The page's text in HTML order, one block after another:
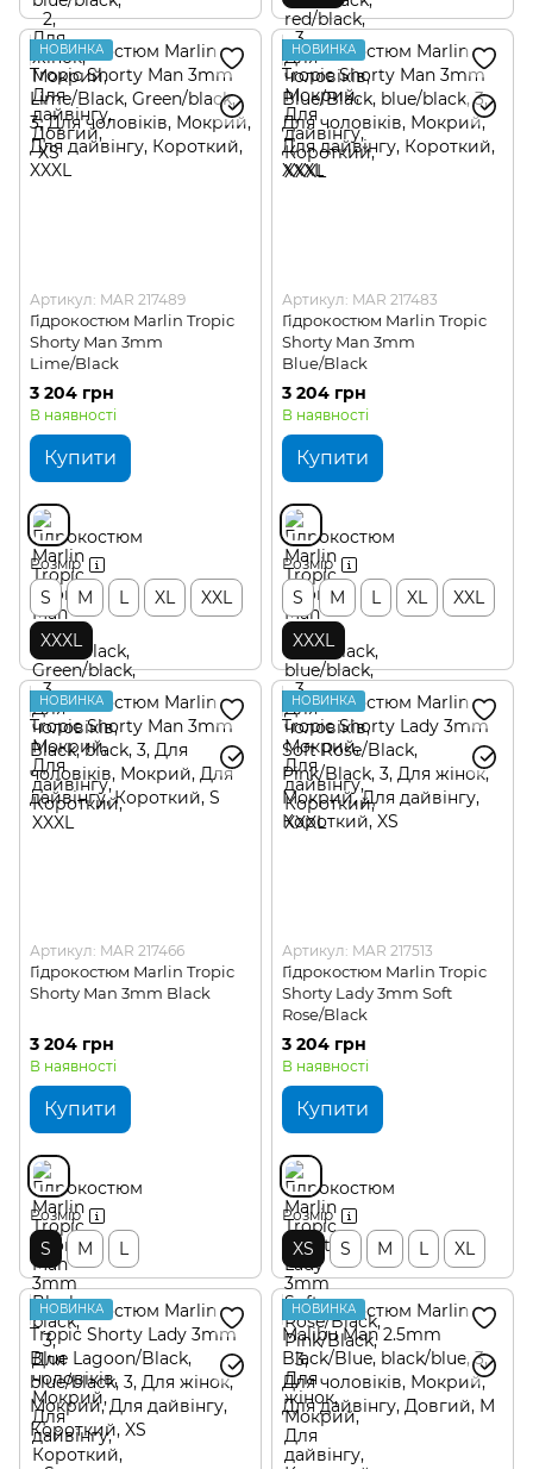
НОВИНКА
Артикул: MAR 217489
Гідрокостюм Marlin Tropic
Shorty Man 3mm
Lime/Black
3 204 грн
В наявності
Купити
Розмір
S M L XL
XXL
XXXL
НОВИНКА
Артикул: MAR 217483
Гідрокостюм Marlin Tropic
Shorty Man 3mm
Blue/Black
3 204 грн
В наявності
Купити
Розмір
S M L XL
XXL
XXXL
НОВИНКА
Артикул: MAR 217466
Гідрокостюм Marlin Tropic
Shorty Man 3mm Black
3 204 грн
В наявності
Купити
Розмір
S M L
НОВИНКА
Артикул: MAR 217513
Гідрокостюм Marlin Tropic
Shorty Lady 3mm Soft
Rose/Black
3 204 грн
В наявності
Купити
Розмір
XS S M L XL
НОВИНКА НОВИНКА